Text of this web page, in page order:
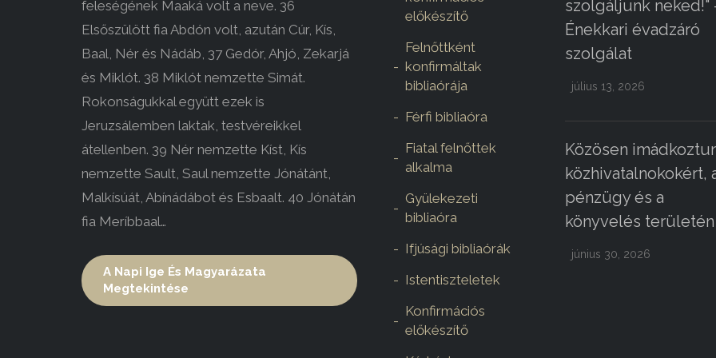
feleségének Maaká volt a neve. 36
Elsőszülött fia Abdón volt, azután Cúr, Kís,
Baal, Nér és Nádáb, 37 Gedór, Ahjó, Zekarjá
és Miklót. 38 Miklót nemzette Simát.
Rokonságukkal együtt ezek is
Jeruzsálemben laktak, testvéreikkel
átellenben. 39 Nér nemzette Kíst, Kís
nemzette Sault, Saul nemzette Jónátánt,
Malkísúát, Abínádábot és Esbaalt. 40 Jónátán
fia Meríbbaal…
A Napi Ige És Magyarázata
Megtekintése
előkészítő
Felnőttként
konfirmáltak
bibliaórája
Férfi bibliaóra
Fiatal felnőttek
alkalma
Gyülekezeti
bibliaóra
Ifjúsági bibliaórák
Istentiszteletek
Konfirmációs
előkészítő
szolgáljunk neked!"
Énekkari évadzáró
szolgálat
július 13, 2026
Közösen
közhivatalnokokért,
pénzügy és a
könyvelés területén
június 30, 2026